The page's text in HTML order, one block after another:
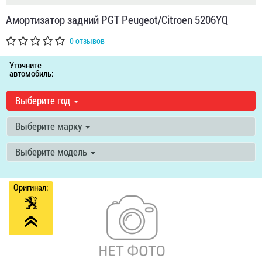
Амортизатор задний PGT Peugeot/Citroen 5206YQ
0 отзывов
Уточните
автомобиль:
Выберите год
Выберите марку
Выберите модель
Оригинал: